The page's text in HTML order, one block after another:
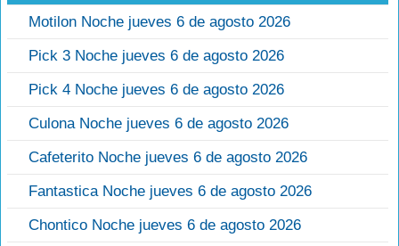
Motilon Noche jueves 6 de agosto 2026
Pick 3 Noche jueves 6 de agosto 2026
Pick 4 Noche jueves 6 de agosto 2026
Culona Noche jueves 6 de agosto 2026
Cafeterito Noche jueves 6 de agosto 2026
Fantastica Noche jueves 6 de agosto 2026
Chontico Noche jueves 6 de agosto 2026